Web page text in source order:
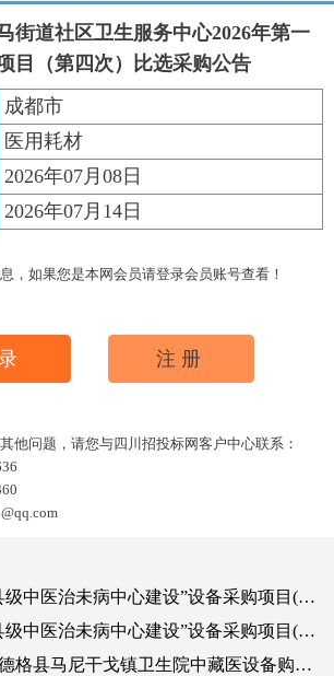
阳市 德阳市 南充市 广安市
遂宁市
贡市 泸州市 宜宾市 攀枝花
山市 雅安市 阿坝州 甘孜州 凉山州
街道社区卫生服务中心2026年第一
目（第四次）比选采购公告
成都市
医用耗材
2026年07月08日
2026年07月14日
，如果您是本网会员请登录会员账号查看！
注册
他问题，请您与四川招投标网客户中心联系：
青神县中医医院“县级中医治未病中心建设”设备采购项目(二次)竞争性谈判公告
青神县中医医院“县级中医治未病中心建设”设备采购项目(二次)竞争性谈判公告
德格县卫生健康局德格县马尼干戈镇卫生院中藏医设备购置项目招标公告